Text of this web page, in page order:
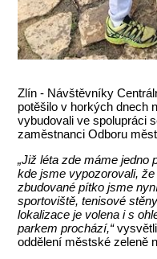
Zlín - Návštěvníky
potěšilo v horkých dnech
vybudovali ve spolupráci
zaměstnanci Odboru
„Již léta zde máme jedno
kde jsme vypozorovali,
zbudované pítko jsme
sportoviště, tenisové
lokalizace je volena i s
parkem prochází,“
oddělení městské zeleně